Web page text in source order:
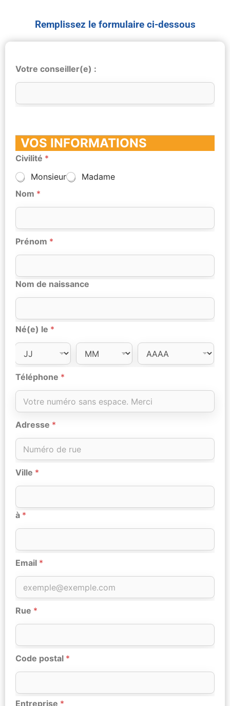
Remplissez le formulaire ci-dessous
Votre conseiller(e) :
VOS INFORMATIONS
Civilité *
Monsieur
Madame
Nom *
Prénom *
Nom de naissance
Né(e) le *
Téléphone *
Adresse *
Ville *
à *
Email *
Rue *
Code postal *
Entreprise *